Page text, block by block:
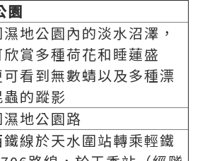
園
地公園內的淡水沼澤，
賞多種荷花和睡蓮盛
看到無數蜻以及多種漂
的蹤影
地公園路
線於天水圍站轉乘輕鐵